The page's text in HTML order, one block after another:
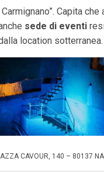
Capita che
sede di eventi
location sotterranea.
CAVOUR, 140 – 80137